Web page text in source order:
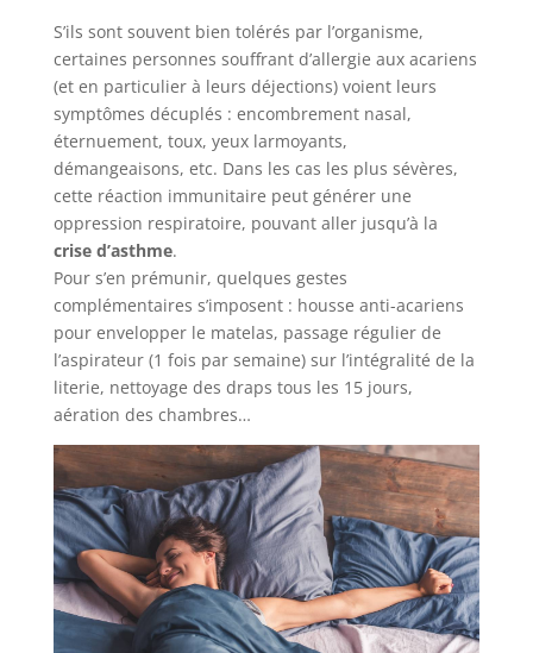
S’ils sont souvent bien tolérés par l’organisme,
certaines personnes souffrant d’allergie aux acariens
(et en particulier à leurs déjections) voient leurs
symptômes décuplés : encombrement nasal,
éternuement, toux, yeux larmoyants,
démangeaisons, etc. Dans les cas les plus sévères,
cette réaction immunitaire peut générer une
oppression respiratoire, pouvant aller jusqu’à la
crise d’asthme.
Pour s’en prémunir, quelques gestes
complémentaires s’imposent : housse anti-acariens
pour envelopper le matelas, passage régulier de
l’aspirateur (1 fois par semaine) sur l’intégralité de la
literie, nettoyage des draps tous les 15 jours,
aération des chambres…